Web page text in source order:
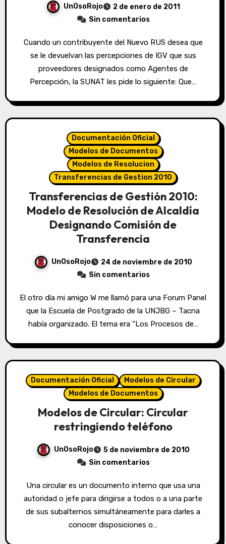
UnOsoRojo
2 de enero de 2011
Sin comentarios
Cuando un contribuyente del Nuevo RUS desea que
se le devuelvan las percepciones de IGV que sus
proveedores designados como Agentes de
Percepción, la SUNAT les pide lo siguiente: Que…
Documentación Oficial
Modelos de Documentos
Modelos de Resolucion
Transferencias de Gestion 2010
Transferencias de Gestión 2010:
Modelo de Resolución de Alcaldía
Designando Comisión de
Transferencia
UnOsoRojo
24 de noviembre de 2010
Sin comentarios
El otro día mi amigo W me llamó para una Forum Panel
que la Escuela de Postgrado de la UNJBG – Tacna
había organizado. El tema era “Los Procesos de…
Documentación Oficial
Modelos de Circular
Modelos de Documentos
Modelos de Circular: Circular
restringiendo teléfono
UnOsoRojo
5 de noviembre de 2010
Sin comentarios
Una circular es un documento interno que usa una
autoridad o jefe para dirigirse a todos o a una parte
de sus subalternos simultáneamente para darles a
conocer disposiciones o…